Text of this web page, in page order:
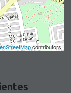
contributors